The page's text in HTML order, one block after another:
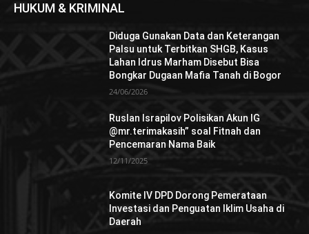
HUKUM & KRIMINAL
Diduga Gunakan Data dan Keterangan
Palsu untuk Terbitkan SHGB, Kasus
Lahan Idrus Marham Disebut Bisa
Bongkar Dugaan Mafia Tanah di Bogor
24/06/2026
Ruslan Israpilov Polisikan Akun IG
@mr.terimakasih” soal Fitnah dan
Pencemaran Nama Baik
12/11/2025
Komite IV DPD Dorong Pemerataan
Investasi dan Penguatan Iklim Usaha di
Daerah